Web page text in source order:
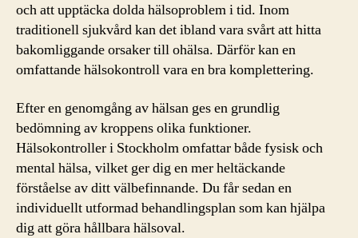
och att upptäcka dolda hälsoproblem i tid. Inom
traditionell sjukvård kan det ibland vara svårt att hitta
bakomliggande orsaker till ohälsa. Därför kan en
omfattande hälsokontroll vara en bra komplettering.
Efter en genomgång av hälsan ges en grundlig
bedömning av kroppens olika funktioner.
Hälsokontroller i Stockholm omfattar både fysisk och
mental hälsa, vilket ger dig en mer heltäckande
förståelse av ditt välbefinnande. Du får sedan en
individuellt utformad behandlingsplan som kan hjälpa
dig att göra hållbara hälsoval.